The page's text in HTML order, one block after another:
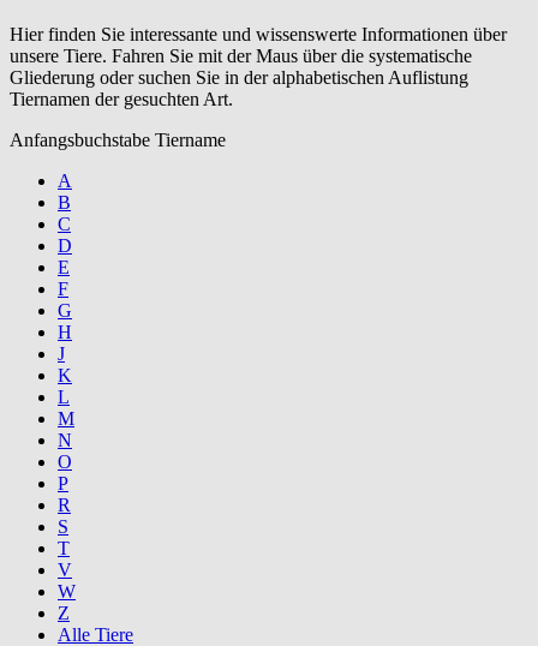
Hier finden Sie interessante und wissenswerte Informationen über
unsere Tiere. Fahren Sie mit der Maus über die systematische
Gliederung oder suchen Sie in der alphabetischen Auflistung
Tiernamen der gesuchten Art.
Anfangsbuchstabe Tiername
A
B
C
D
E
F
G
H
J
K
L
M
N
O
P
R
S
T
V
W
Z
Alle Tiere